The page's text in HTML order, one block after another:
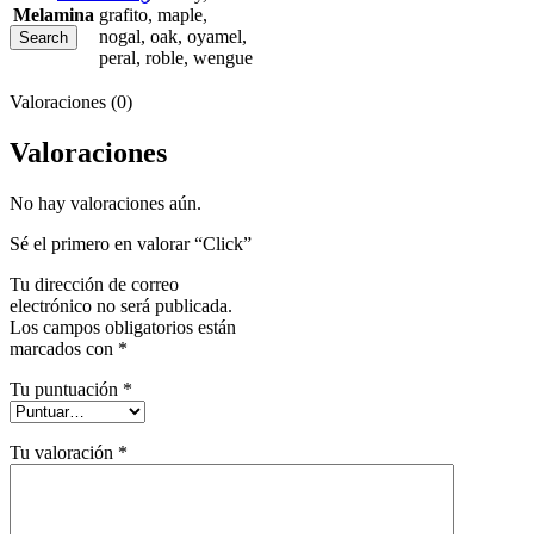
Search
Melamina grafito, maple,
nogal, oak, oyamel,
peral, roble, wengue
Valoraciones (0)
Valoraciones
No hay valoraciones aún.
Sé el primero en valorar “Click”
Tu dirección de correo
electrónico no será publicada.
Los campos obligatorios están
marcados con *
Tu puntuación *
Tu valoración *